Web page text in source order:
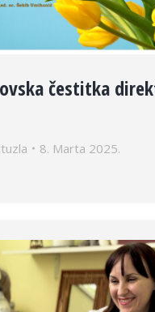
čestitka
8. Marta 2025.